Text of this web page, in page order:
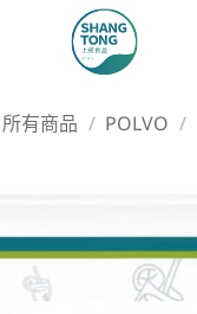
所有商品 / POLVO /